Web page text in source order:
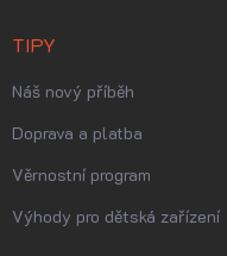
TIPY
Náš nový příběh
Doprava a platba
Věrnostní program
Výhody pro dětská zařízení